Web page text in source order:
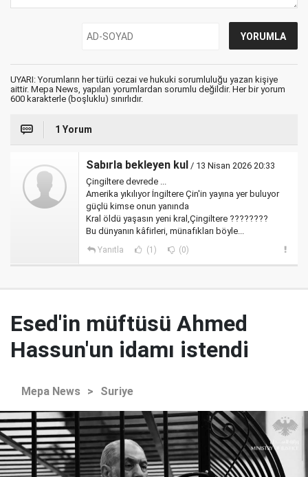
UYARI: Yorumların her türlü cezai ve hukuki sorumluluğu yazan kişiye
aittir. Mepa News, yapılan yorumlardan sorumlu değildir. Her bir yorum
600 karakterle (boşluklu) sınırlıdır.
1 Yorum
Sabırla bekleyen kul / 13 Nisan 2026 20:33
Çingiltere devrede ...
Amerika yıkılıyor İngiltere Çin'in yayına yer buluyor
güçlü kimse onun yanında
Kral öldü yaşasın yeni kral,Çingiltere ????????
Bu dünyanın kâfirleri, münafıkları böyle...
Yanıtla (1) (0)
Esed'in müftüsü Ahmed
Hassun'un idamı istendi
Mepa News > Suriye